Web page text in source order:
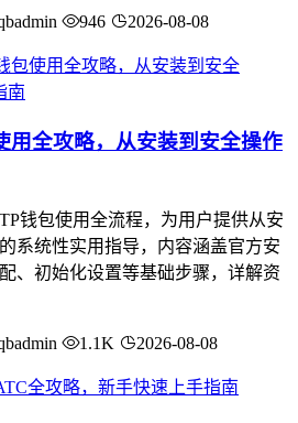
946 2026-08-08
用全攻略，从安装到安全操作
钱包使用全流程，为用户提供从安
系统性实用指导，内容涵盖官方安
、初始化设置等基础步骤，详解资
1.1K 2026-08-08